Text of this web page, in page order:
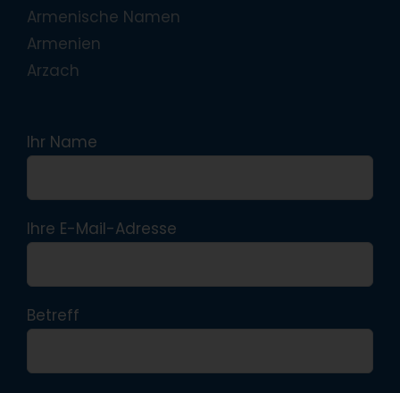
Armenische Namen
Armenien
Arzach
Ihr Name
Ihre E-Mail-Adresse
Betreff